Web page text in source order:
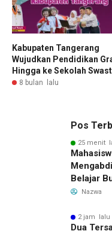
Kabupaten Tangerang
Wujudkan Pendidikan
Hingga ke Sekolah
8 bulan lalu
Pos
25 menit
Belajar
danNazwa
2 jam lalu
Dua